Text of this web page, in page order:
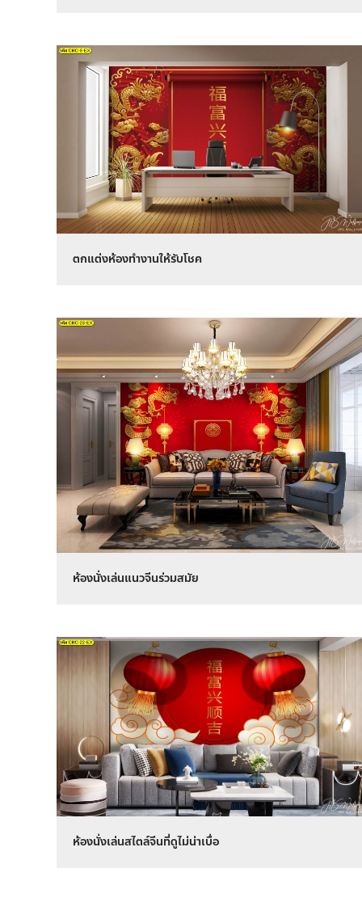
ตกแต่งห้องทำงานให้รับโชค
ห้องนั่งเล่นแนวจีนร่วมสมัย
ห้องนั่งเล่นสไตล์จีนที่ดูไม่น่าเบื่อ